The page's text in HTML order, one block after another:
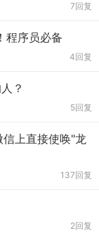
7回复
程序员必备
4回复
？
5回复
信上直接使唤"龙
137回复
2回复